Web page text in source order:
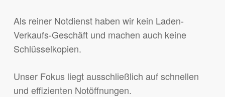
Als reiner Notdienst haben wir kein Laden-
Verkaufs-Geschäft und machen auch keine
Schlüsselkopien.
Unser Fokus liegt ausschließlich auf schnellen
und effizienten Notöffnungen.